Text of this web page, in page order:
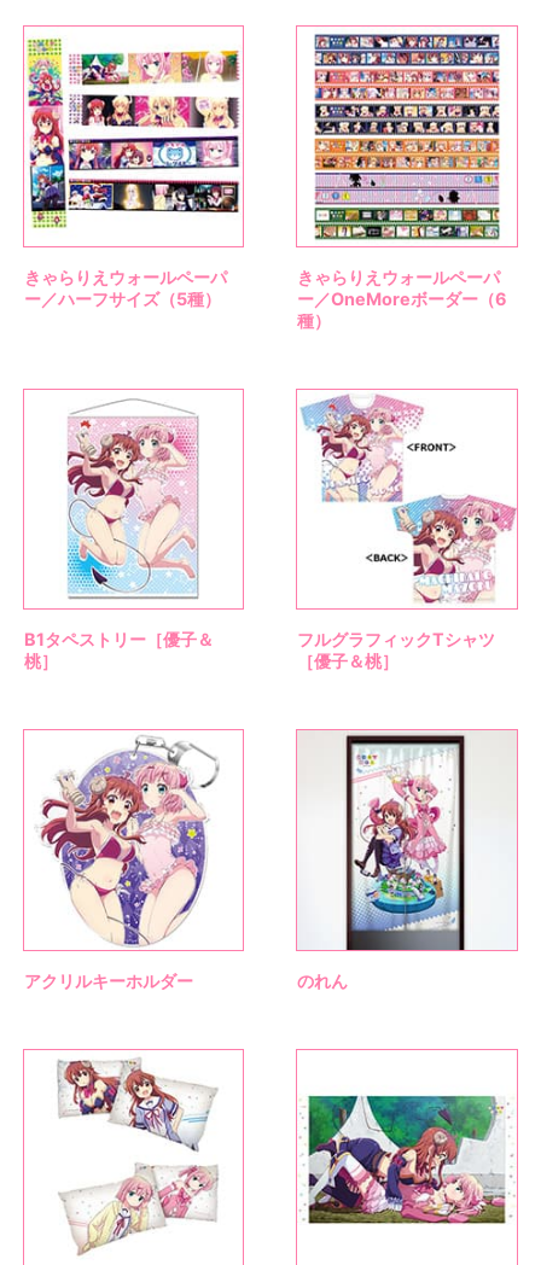
きゃらりえウォールペーパ
ー／ハーフサイズ（5種）
きゃらりえウォールペーパ
ー／OneMoreボーダー（6
種）
B1タペストリー［優子＆
桃］
フルグラフィックTシャツ
［優子＆桃］
アクリルキーホルダー のれん